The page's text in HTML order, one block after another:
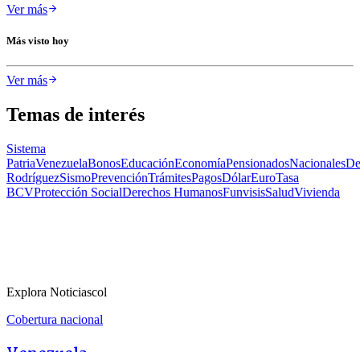
Ver más
Más visto hoy
Ver más
Temas de interés
Sistema
PatriaVenezuelaBonosEducaciónEconomíaPensionadosNacionales
RodríguezSismoPrevenciónTrámitesPagosDólarEuroTasa
BCVProtección SocialDerechos HumanosFunvisisSaludVivienda
Explora Noticiascol
Cobertura nacional